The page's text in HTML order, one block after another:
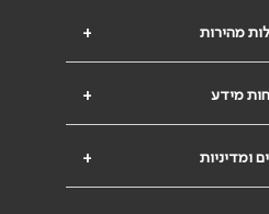
+ מהירות
+ מידע
+ ומדיניות